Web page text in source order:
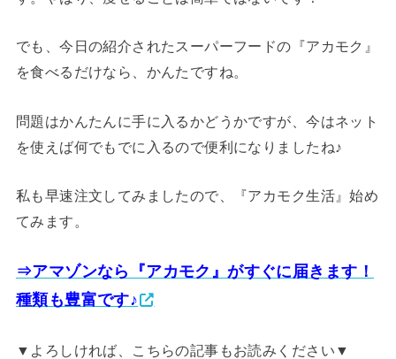
でも、今日の紹介されたスーパーフードの『アカモク』
を食べるだけなら、かんたですね。
問題はかんたんに手に入るかどうかですが、今はネット
を使えば何でもでに入るので便利になりましたね♪
私も早速注文してみましたので、『アカモク生活』始め
てみます。
⇒アマゾンなら『アカモク』がすぐに届きます！
種類も豊富です♪
▼よろしければ、こちらの記事もお読みください▼